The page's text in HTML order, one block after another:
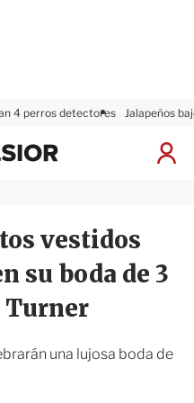
4 perros detectores Jalapeños
I
r
S
ó
n
x
i
o
r
vestidos
su boda de 3
Turner
una lujosa boda de